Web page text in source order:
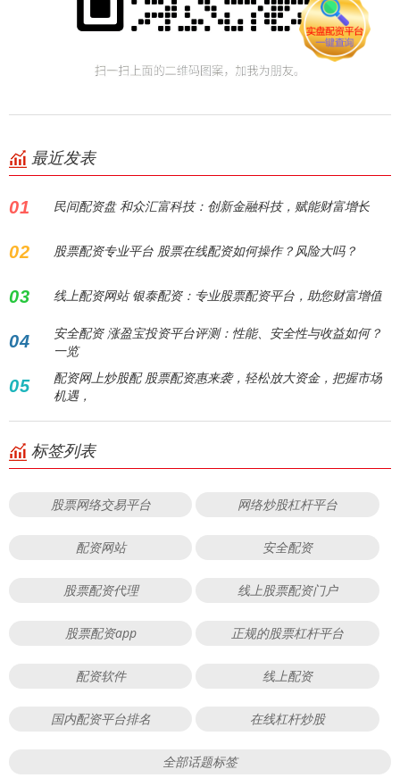
最近发表
01 民间配资盘 和众汇富科技：创新金融科技，赋能财富增长
02 股票配资专业平台 股票在线配资如何操作？风险大吗？
03 线上配资网站 银泰配资：专业股票配资平台，助您财富增值
04
安全配资 涨盈宝投资平台评测：性能、安全性与收益如何？
一览
05
配资网上炒股配 股票配资惠来袭，轻松放大资金，把握市场
机遇，
标签列表
股票网络交易平台 网络炒股杠杆平台
配资网站 安全配资
股票配资代理 线上股票配资门户
股票配资app 正规的股票杠杆平台
配资软件 线上配资
国内配资平台排名 在线杠杆炒股
全部话题标签